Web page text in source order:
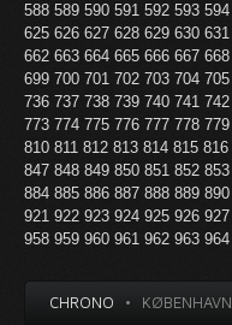
588 589 590 591 592 593 594
625 626 627 628 629 630 631
662 663 664 665 666 667 668
699 700 701 702 703 704 705
736 737 738 739 740 741 742
773 774 775 776 777 778 779
810 811 812 813 814 815 816
847 848 849 850 851 852 853
884 885 886 887 888 889 890
921 922 923 924 925 926 927
958 959 960 961 962 963 964
CHRONO • KØBENHAVN